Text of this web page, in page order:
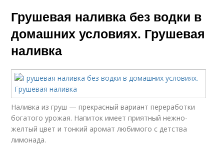
Грушевая наливка без водки в
домашних условиях. Грушевая
наливка
Наливка из груш — прекрасный вариант переработки
богатого урожая. Напиток имеет приятный нежно-
желтый цвет и тонкий аромат любимого с детства
лимонада.